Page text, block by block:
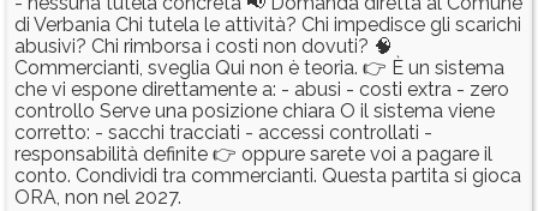
di Verbania Chi tutela le attività? Chi impedisce gli scarichi
abusivi? Chi rimborsa i costi non dovuti? 🧠
Commercianti, sveglia Qui non è teoria. 👉 È un sistema
che vi espone direttamente a: - abusi - costi extra - zero
controllo Serve una posizione chiara O il sistema viene
corretto: - sacchi tracciati - accessi controllati -
responsabilità definite 👉 oppure sarete voi a pagare il
conto. Condividi tra commercianti. Questa partita si gioca
ORA, non nel 2027.